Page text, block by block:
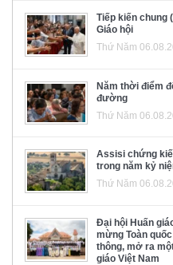
Tiếp kiến chung
Giáo hội
Thứ Năm
Năm thời điểm
đường
Thứ Năm
Assisi chứng
trong năm kỷ
Thứ Năm
Đại hội Huấn
mừng Toàn
thông, mở ra
giáo Việt Nam